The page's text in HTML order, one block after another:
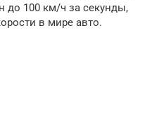
до 100 км/ч за секунды,
в мире авто.